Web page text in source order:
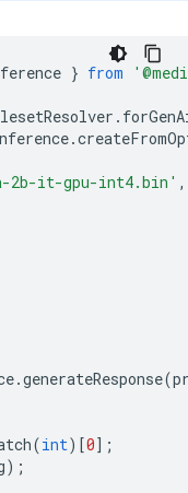
} from
.
.
2b-it-gpu-int4.bin' ,
.generateResponse(
(int)[0];
);